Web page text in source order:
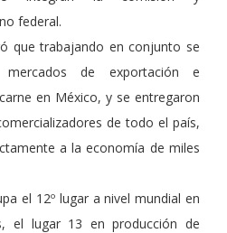
federal.
que trabajando en conjunto se
de exportación e
en México, y se entregaron
de todo el país,
a la economía de miles
el 12º lugar a nivel mundial en
el lugar 13 en producción de